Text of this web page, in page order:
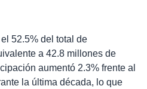
52.5% del total de
a 42.8 millones de
aumentó 2.3% frente al
la última década, lo que